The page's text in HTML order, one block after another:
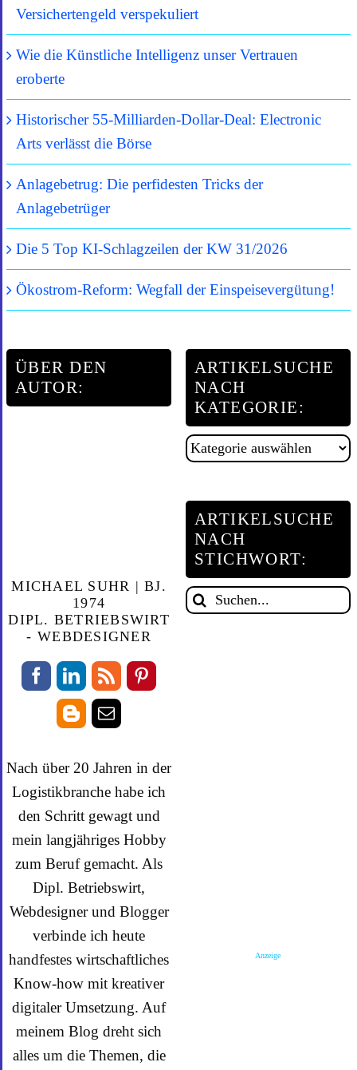
Versichertengeld verspekuliert
Wie die Künstliche Intelligenz unser Vertrauen
eroberte
Historischer 55-Milliarden-Dollar-Deal: Electronic
Arts verlässt die Börse
Anlagebetrug: Die perfidesten Tricks der
Anlagebetrüger
Die 5 Top KI-Schlagzeilen der KW 31/2026
Ökostrom-Reform: Wegfall der Einspeisevergütung!
ÜBER DEN
AUTOR:
MICHAEL SUHR | BJ.
1974
DIPL. BETRIEBSWIRT
- WEBDESIGNER
Nach über 20 Jahren in der
Logistikbranche habe ich
den Schritt gewagt und
mein langjähriges Hobby
zum Beruf gemacht. Als
Dipl. Betriebswirt,
Webdesigner und Blogger
verbinde ich heute
handfestes wirtschaftliches
Know-how mit kreativer
digitaler Umsetzung. Auf
meinem Blog dreht sich
alles um die Themen, die
ARTIKELSUCHE
NACH
KATEGORIE:
Artikelsuche
ARTIKELSUCHE
NACH
STICHWORT:
Suche
Anzeige